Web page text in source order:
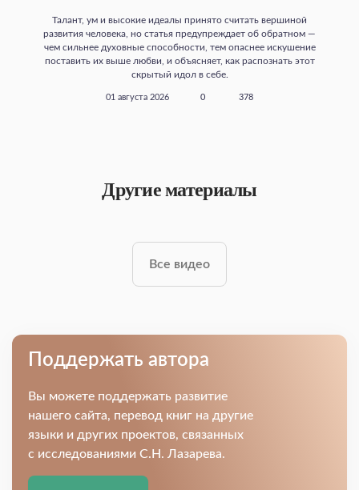
Талант, ум и высокие идеалы принято считать вершиной
развития человека, но статья предупреждает об обратном —
чем сильнее духовные способности, тем опаснее искушение
поставить их выше любви, и объясняет, как распознать этот
скрытый идол в себе.
01 августа 2026 0 378
Другие материалы
Все видео
Поддержать автора
Вы можете поддержать развитие
нашего сайта, перевод книг на другие
языки и других проектов, связанных
с исследованиями С.Н. Лазарева.